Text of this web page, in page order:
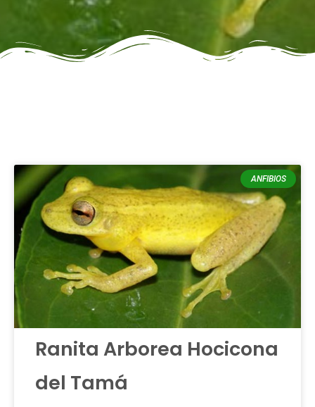
ANFIBIOS
Ranita Arborea Hocicona
del Tamá